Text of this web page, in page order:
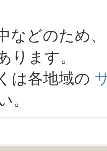
などのため
ります。
は各地域の
。